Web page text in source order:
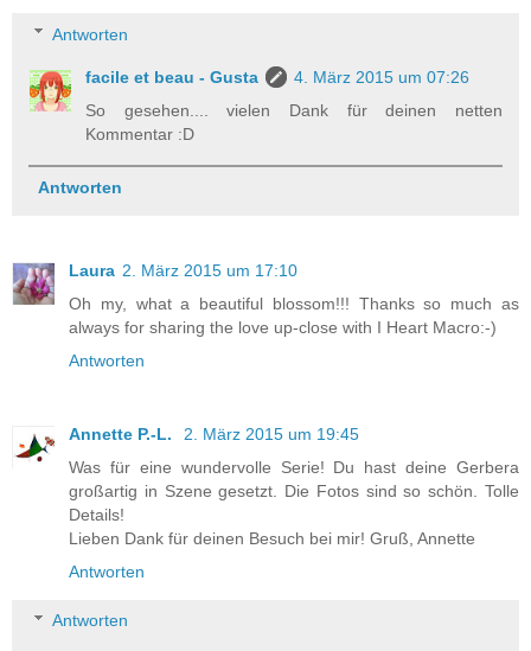
Antworten
facile et beau - Gusta
4. März 2015 um 07:26
So gesehen.... vielen Dank für deinen netten
Kommentar :D
Antworten
Laura 2. März 2015 um 17:10
Oh my, what a beautiful blossom!!! Thanks so much as
always for sharing the love up-close with I Heart Macro:-)
Antworten
Annette P.-L.
2. März 2015 um 19:45
Was für eine wundervolle Serie! Du hast deine Gerbera
großartig in Szene gesetzt. Die Fotos sind so schön. Tolle
Details!
Lieben Dank für deinen Besuch bei mir! Gruß, Annette
Antworten
Antworten